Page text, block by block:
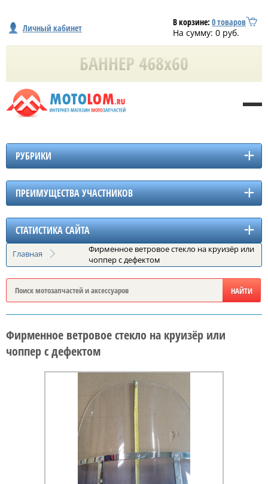
Личный кабинет В корзине: 0товаров
На сумму: 0 руб.
РУБРИКИ
ПРЕИМУЩЕСТВА УЧАСТНИКОВ
СТАТИСТИКА САЙТА
Главная
Фирменное ветровое стекло на круизёр или
чоппер с дефектом
Фирменное ветровое стекло на круизёр или
чоппер с дефектом